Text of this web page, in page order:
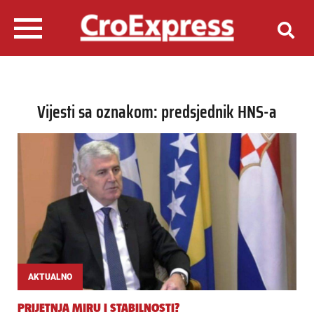
Vijesti sa oznakom: predsjednik HNS-a
AKTUALNO
PRIJETNJA MIRU I STABILNOSTI?